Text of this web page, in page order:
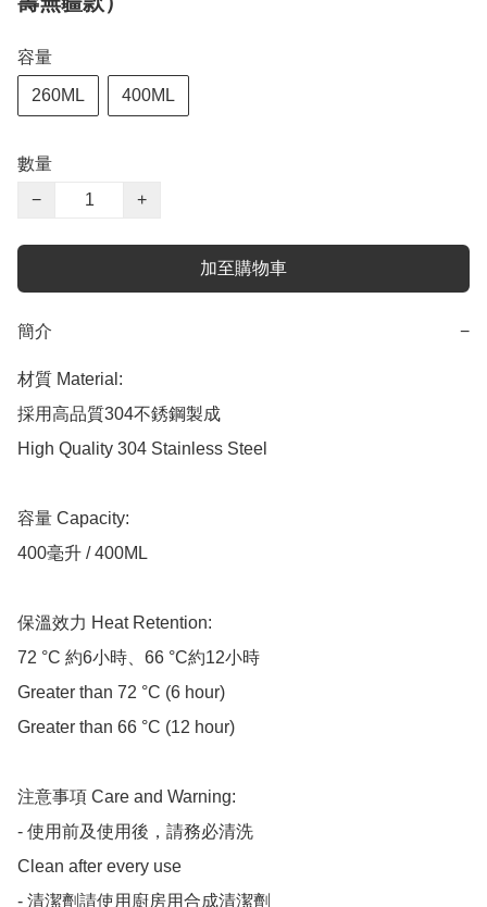
容量
260ML 400ML
數量
−
+
加至購物車
簡介 −
材質 Material:
採用高品質304不銹鋼製成
High Quality 304 Stainless Steel
容量 Capacity:
400毫升 / 400ML
保溫效力 Heat Retention:
72 °C 約6小時、66 °C約12小時
Greater than 72 °C (6 hour)
Greater than 66 °C (12 hour)
注意事項 Care and Warning:
- 使用前及使用後，請務必清洗
Clean after every use
- 清潔劑請使用廚房用合成清潔劑